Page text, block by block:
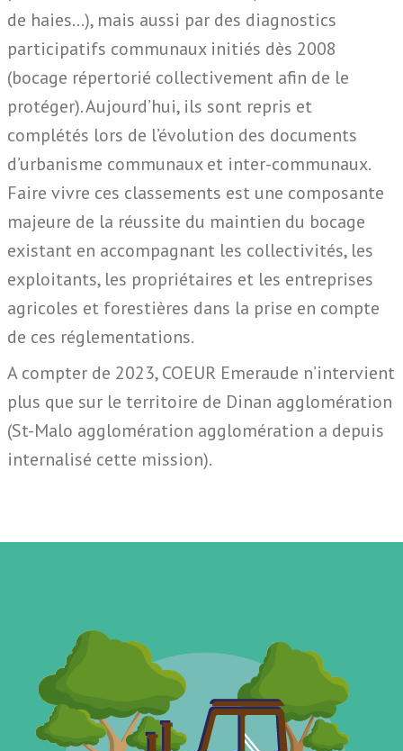
de haies…), mais aussi par des diagnostics
participatifs communaux initiés dès 2008
(bocage répertorié collectivement afin de le
protéger). Aujourd’hui, ils sont repris et
complétés lors de l’évolution des documents
d’urbanisme communaux et inter-communaux.
Faire vivre ces classements est une composante
majeure de la réussite du maintien du bocage
existant en accompagnant les collectivités, les
exploitants, les propriétaires et les entreprises
agricoles et forestières dans la prise en compte
de ces réglementations.
A compter de 2023, COEUR Emeraude n’intervient
plus que sur le territoire de Dinan agglomération
(St-Malo agglomération agglomération a depuis
internalisé cette mission).